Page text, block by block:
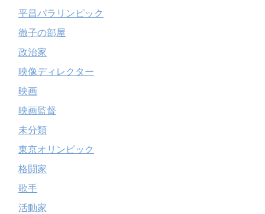
平昌パラリンピック
徹子の部屋
政治家
映像ディレクター
映画
映画監督
未分類
東京オリンピック
格闘家
歌手
活動家